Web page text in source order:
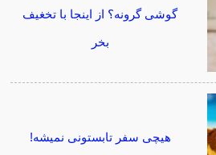
گوشی گرونه؟ از اینجا با تخغیف
بخر
هیچی سفر تابستونی نمیشه!